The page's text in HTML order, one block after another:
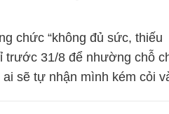
chức “không đủ sức, thiếu
trước 31/8 để nhường chỗ
sẽ tự nhận mình kém cỏi